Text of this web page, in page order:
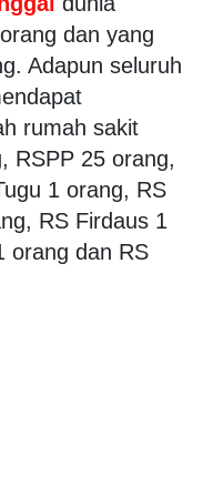
dan yang
Adapun seluruh
rumah sakit
RSPP 25 orang,
1 orang, RS
RS Firdaus 1
orang dan RS